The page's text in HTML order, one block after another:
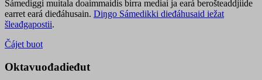
Sámediggi muitala doaimmaidis birra mediai ja eará berošteaddjiide
earret eará dieđáhusain. Diŋgo Sámedikki dieđáhusaid iežat
šleađgapostii.
Čájet buot
Oktavuođadieđut